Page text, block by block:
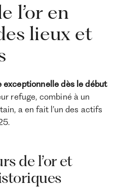
l’or en
lieux et
exceptionnelle dès le début
refuge, combiné à un
a en fait l’un des actifs
de l’or et